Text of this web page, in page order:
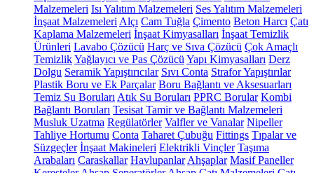
Malzemeleri Isı Yalıtım Malzemeleri Ses Yalıtım Malzemeleri
İnşaat Malzemeleri Alçı Cam Tuğla Çimento Beton Harcı Çatı
Kaplama Malzemeleri İnşaat Kimyasalları İnşaat Temizlik
Ürünleri Lavabo Çözücü Harç ve Sıva Çözücü Çok Amaçlı
TemizlikYağlayıcı ve Pas Çözücü Yapı Kimyasalları Derz
Dolgu Seramik Yapıştırıcılar Sıvı Conta Strafor Yapıştırılar
Plastik Boru ve Ek Parçalar Boru Bağlantı ve Aksesuarları
Temiz Su Boruları Atık Su Boruları PPRC Borular Kombi
Bağlantı Boruları Tesisat Tamir ve Bağlantı Malzemeleri
Musluk Uzatma Regülatörler Valfler ve Vanalar Nipeller
Tahliye Hortumu Conta Taharet Çubuğu Fittings Tıpalar ve
Süzgeçler İnşaat Makineleri Elektrikli Vinçler Taşıma
Arabaları Caraskallar Havlupanlar Ahşaplar Masif Paneller